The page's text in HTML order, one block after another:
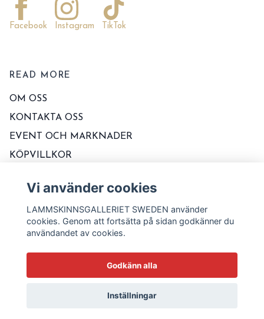
Facebook Instagram TikTok
READ MORE
OM OSS
KONTAKTA OSS
EVENT OCH MARKNADER
KÖPVILLKOR
STORLEKSSCHEMA
BLOGG
© 2026 Lammskinnsgalleriet Sweden
Vi använder cookies
LAMMSKINNSGALLERIET SWEDEN använder
cookies. Genom att fortsätta på sidan godkänner du
användandet av cookies.
Godkänn alla
Inställningar